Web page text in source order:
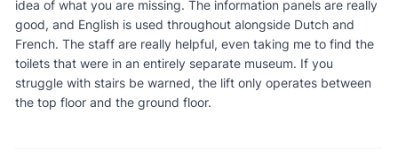
idea of what you are missing. The information panels are really
good, and English is used throughout alongside Dutch and
French. The staff are really helpful, even taking me to find the
toilets that were in an entirely separate museum. If you
struggle with stairs be warned, the lift only operates between
the top floor and the ground floor.